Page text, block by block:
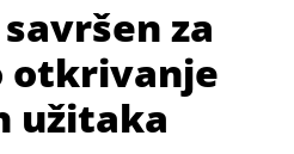
za
otkrivanje
užitaka